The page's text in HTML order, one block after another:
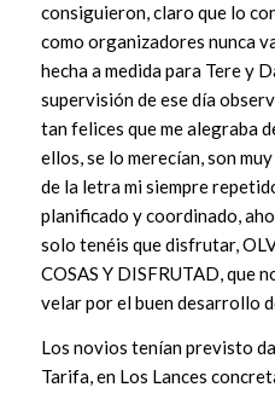
consiguieron, claro que lo
como organizadores nunca
hecha a medida para Tere y
supervisión de ese día
tan felices que me alegraba
ellos, se lo merecían, son
de la letra mi siempre
planificado y coordinado,
solo tenéis que disfrutar,
COSAS Y DISFRUTAD, que
velar por el buen desarrollo
Los novios tenían previsto
Tarifa, en Los Lances